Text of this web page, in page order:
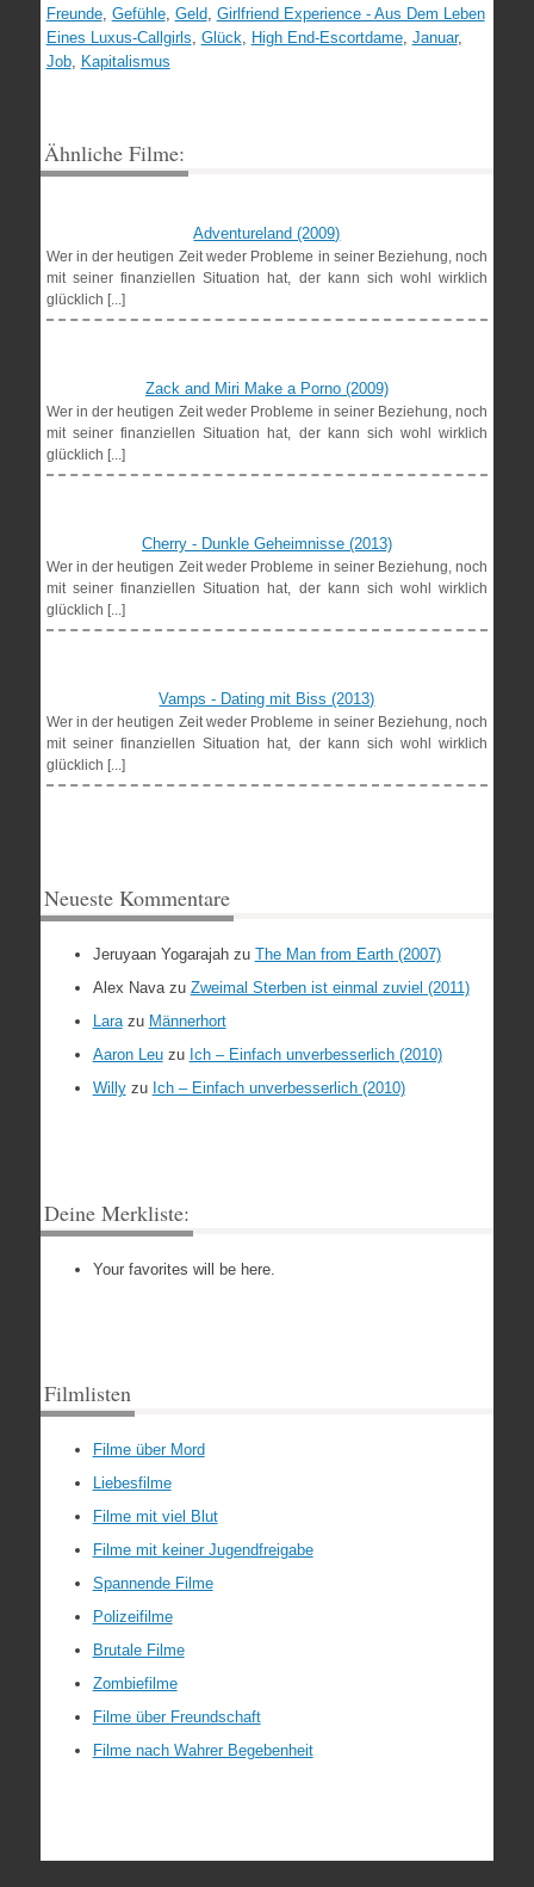
Freunde, Gefühle, Geld, Girlfriend Experience - Aus Dem Leben
Eines Luxus-Callgirls, Glück, High End-Escortdame, Januar,
Job, Kapitalismus
Ähnliche Filme:
Adventureland (2009)
Wer in der heutigen Zeit weder Probleme in seiner Beziehung, noch
mit seiner finanziellen Situation hat, der kann sich wohl wirklich
glücklich [...]
Zack and Miri Make a Porno (2009)
Wer in der heutigen Zeit weder Probleme in seiner Beziehung, noch
mit seiner finanziellen Situation hat, der kann sich wohl wirklich
glücklich [...]
Cherry - Dunkle Geheimnisse (2013)
Wer in der heutigen Zeit weder Probleme in seiner Beziehung, noch
mit seiner finanziellen Situation hat, der kann sich wohl wirklich
glücklich [...]
Vamps - Dating mit Biss (2013)
Wer in der heutigen Zeit weder Probleme in seiner Beziehung, noch
mit seiner finanziellen Situation hat, der kann sich wohl wirklich
glücklich [...]
Neueste Kommentare
Jeruyaan Yogarajahzu The Man from Earth (2007)
Alex Navazu Zweimal Sterben ist einmal zuviel (2011)
Larazu Männerhort
Aaron Leuzu Ich – Einfach unverbesserlich (2010)
Willyzu Ich – Einfach unverbesserlich (2010)
Deine Merkliste:
Your favorites will be here.
Filmlisten
Filme über Mord
Liebesfilme
Filme mit viel Blut
Filme mit keiner Jugendfreigabe
Spannende Filme
Polizeifilme
Brutale Filme
Zombiefilme
Filme über Freundschaft
Filme nach Wahrer Begebenheit